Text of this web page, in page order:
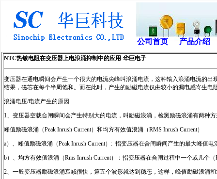
公司首页 产品介绍
NTC热敏电阻在变压器上电浪涌抑制中的应用-华巨电子
变压器在通电瞬间会产生一个很大的电流尖峰叫浪涌电流，这种输入浪涌电流的
结果，磁芯在每个半周饱和。而在此时，产生的励磁电流仅由较小的漏电感寄生电
浪涌电压/电流产生的原因
1、变压器空载合闸瞬间会产生特别大的电流，叫励磁浪涌，检测励磁浪涌有两种
峰值励磁浪涌（Peak Inrush Current）和均方有效值浪涌（RMS Inrush Current）
a）、峰值励磁浪涌（Peak Inrush Current）: 指变压器在合闸瞬间产生的最大峰值电
b）、均方有效值浪涌（Rms Inrush Current）：指变压器在合闸过程中一个或几个
2、一般变压器励磁浪涌衰减很快，第五个波形就达到稳态，这样，峰值励磁浪涌